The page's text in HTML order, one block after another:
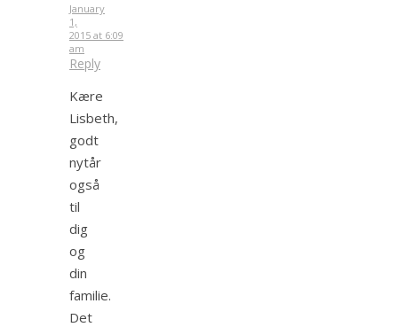
January
1,
2015 at 6:09
am
Reply
Kære
Lisbeth,
godt
nytår
også
til
dig
og
din
familie.
Det